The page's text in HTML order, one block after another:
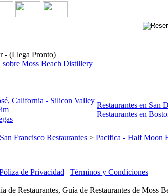
- (Llega Pronto)
sobre Moss Beach Distillery
California - Silicon Valley
Restaurantes en San
Restaurantes en
San Francisco Restaurantes > Pacifica - Half Moon
de Privacidad | Términos y Condiciones
de Restaurantes, Guía de Restaurantes de Moss